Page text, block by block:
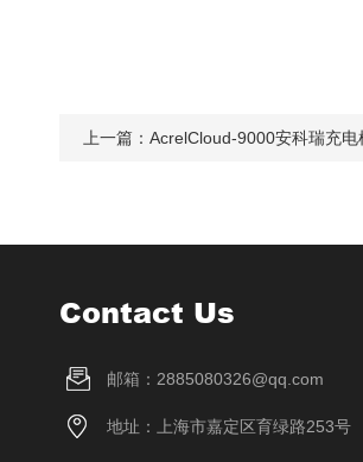
上一篇： AcrelCloud-9000安科瑞充电
Contact Us
邮箱：2885080326@qq.com
地址：上海市嘉定区育绿路253号